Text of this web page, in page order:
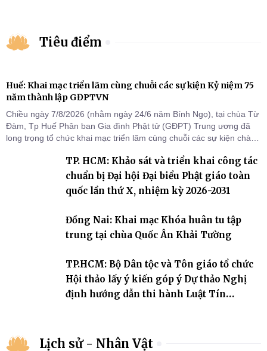
Tiêu điểm
Huế: Khai mạc triển lãm cùng chuỗi các sự kiện Kỷ niệm 75
năm thành lập GĐPTVN
Chiều ngày 7/8/2026 (nhằm ngày 24/6 năm Bính Ngọ), tại chùa Từ
Đàm, Tp Huế Phân ban Gia đình Phật tử (GĐPT) Trung ương đã
long trọng tổ chức khai mạc triển lãm cùng chuỗi các sự kiện chào
TP. HCM: Khảo sát và triển khai công tác
chuẩn bị Đại hội Đại biểu Phật giáo toàn
quốc lần thứ X, nhiệm kỳ 2026-2031
Đồng Nai: Khai mạc Khóa huân tu tập
trung tại chùa Quốc Ân Khải Tường
TP.HCM: Bộ Dân tộc và Tôn giáo tổ chức
Hội thảo lấy ý kiến góp ý Dự thảo Nghị
định hướng dẫn thi hành Luật Tín
Lịch sử - Nhân Vật